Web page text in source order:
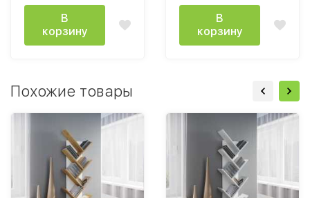
В
корзину
темный / белый снег
В
корзину
Похожие товары